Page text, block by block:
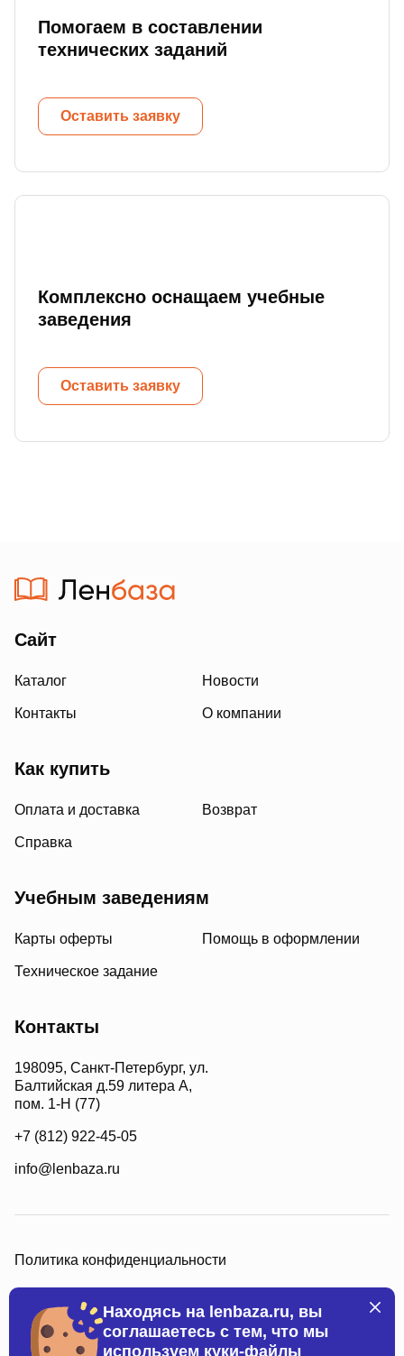
Помогаем в составлении
технических заданий
Оставить заявку
Комплексно оснащаем учебные
заведения
Оставить заявку
Сайт
Каталог Новости
Контакты О компании
Как купить
Оплата и доставка Возврат
Справка
Учебным заведениям
Карты оферты Помощь в оформлении
Техническое задание
Контакты
198095, Санкт-Петербург, ул.
Балтийская д.59 литера А,
пом. 1-Н (77)
+7 (812) 922-45-05
info@lenbaza.ru
Политика конфиденциальности
Находясь на lenbaza.ru, вы
соглашаетесь с тем, что мы
используем куки-файлы